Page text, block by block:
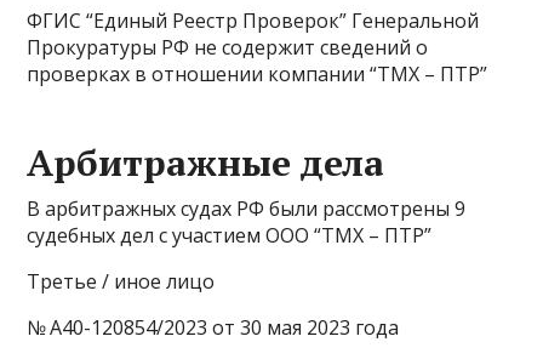
ФГИС “Единый Реестр Проверок” Генеральной
Прокуратуры РФ не содержит сведений о
проверках в отношении компании “ТМХ – ПТР”
Арбитражные дела
В арбитражных судах РФ были рассмотрены 9
судебных дел с участием ООО “ТМХ – ПТР”
Третье / иное лицо
№ А40-120854/2023 от 30 мая 2023 года